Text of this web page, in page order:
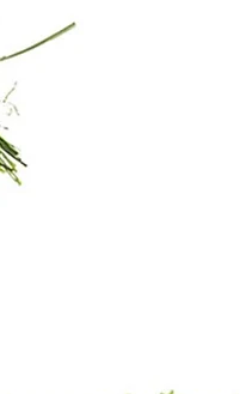
בטלפון אחרת.
הלקוח לא
לדלת.
שתילה או
הובלה, ייצרו
ניתן להזמין
מראש באיזור
לתאם שעת
ניתן לברר
לגבי צפי
אליך :) מהי
שהזמנתם לא